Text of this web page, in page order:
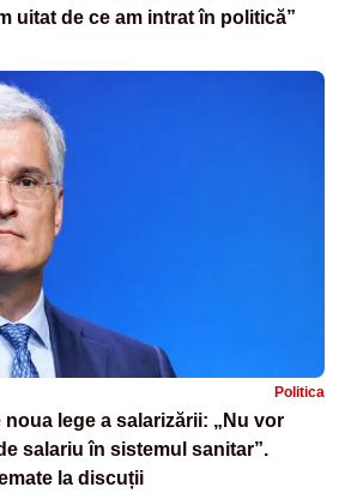
uitat de ce am intrat în politică”
Politica
noua lege a salarizării: „Nu vor
salariu în sistemul sanitar”.
la discuții